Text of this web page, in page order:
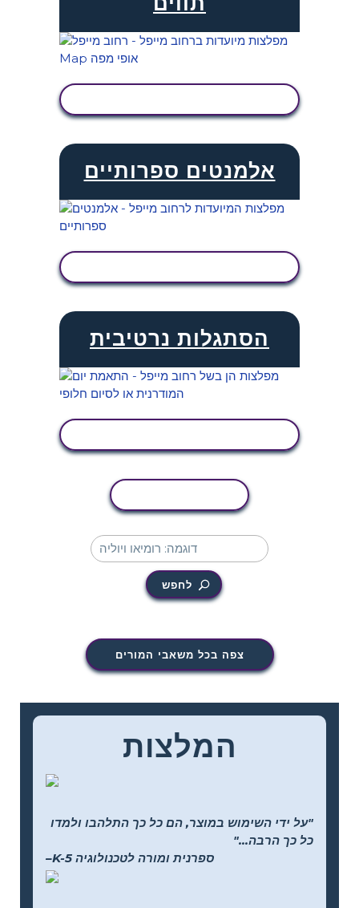
אלמנטים ספרותיים
הסתגלות נרטיבית
לחפש
צפה בכל משאבי המורים
המלצות
"על ידי השימוש במוצר, הם כל כך התלהבו ולמדו
כל כך הרבה..."
–K-5 ספרנית ומורה לטכנולוגיה